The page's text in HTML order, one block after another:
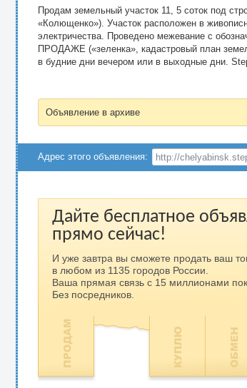
Продам земельный участок 11, 5 соток под
«Колющенко»). Участок расположен в
электричества. Проведено межевание с
ПРОДАЖЕ («зеленка», кадастровый план
в будние дни вечером или в выходные дни.
Объявление в архиве
Адрес этого объявления:
Дайте бесплатное
прямо сейчас!
И уже завтра вы сможете продать ваш
в любом из 1135 городов России.
Ваша прямая связь с 15 миллионами
Без посредников.